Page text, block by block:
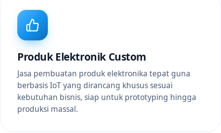
Produk Elektronik Custom
Jasa pembuatan produk elektronika tepat guna
berbasis IoT yang dirancang khusus sesuai
kebutuhan bisnis, siap untuk prototyping hingga
produksi massal.